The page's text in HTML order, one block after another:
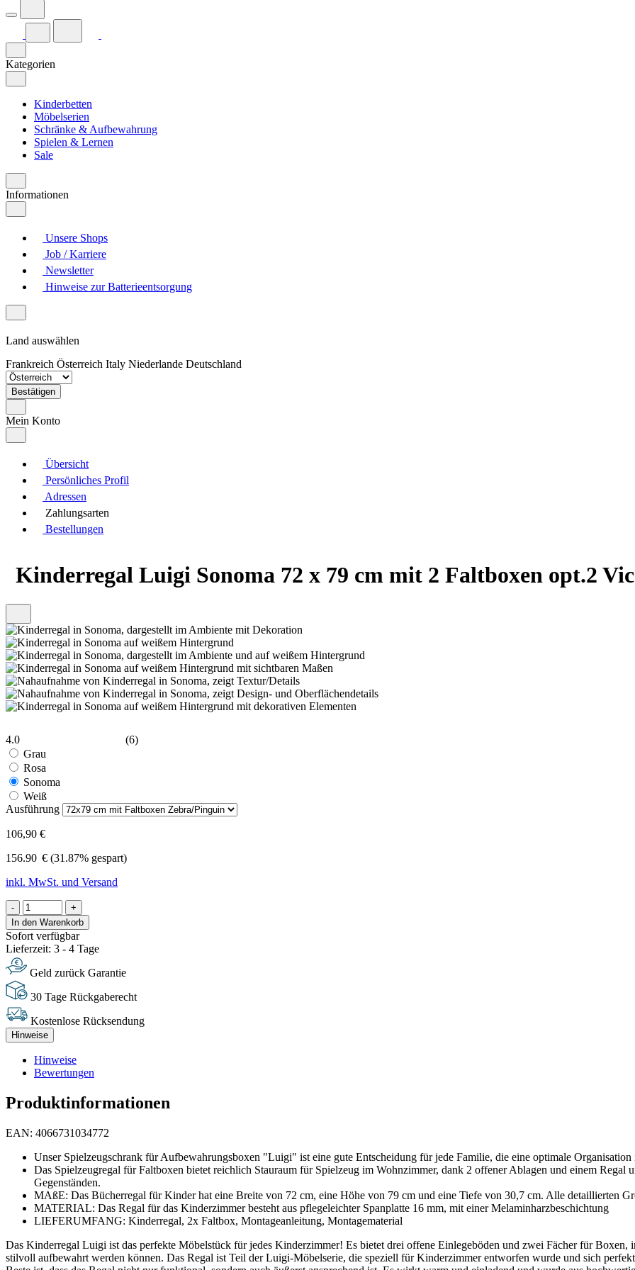
Kategorien
Kinderbetten
Möbelserien
Schränke & Aufbewahrung
Spielen & Lernen
Sale
Informationen
Unsere Shops
Job / Karriere
Newsletter
Hinweise zur Batterieentsorgung
Land auswählen
Frankreich Österreich Italy Niederlande Deutschland
Bestätigen
Mein Konto
Übersicht
Persönliches Profil
Adressen
Zahlungsarten
Bestellungen
Kinderregal Luigi Sonoma 72 x 79 cm mit 2 Faltboxen opt.2
4.0
(6)
Grau
Rosa
Sonoma
Weiß
Ausführung
106,90 €
156.90 € (31.87% gespart)
inkl. MwSt. und Versand
-
+
In den Warenkorb
Sofort verfügbar
Lieferzeit: 3 - 4 Tage
Geld zurück Garantie
30 Tage Rückgaberecht
Kostenlose Rücksendung
Hinweise
Hinweise
Bewertungen
Produktinformationen
EAN: 4066731034772
Unser Spielzeugschrank für Aufbewahrungsboxen "Luigi" ist eine gute Entscheidung für jede Familie, die eine optimale
Das Spielzeugregal für Faltboxen bietet reichlich Stauraum für Spielzeug im Wohnzimmer, dank 2 offener Ablagen und einem Regal
Gegenständen.
MAßE: Das Bücherregal für Kinder hat eine Breite von 72 cm, eine Höhe von 79 cm und eine Tiefe von 30,7 cm. Alle detaillierten
MATERIAL: Das Regal für das Kinderzimmer besteht aus pflegeleichter Spanplatte 16 mm, mit einer Melaminharzbeschichtung
LIEFERUMFANG: Kinderregal, 2x Faltbox, Montageanleitung, Montagematerial
Das Kinderregal Luigi ist das perfekte Möbelstück für jedes Kinderzimmer! Es bietet drei offene Einlegeböden und zwei Fächer für
stilvoll aufbewahrt werden können. Das Regal ist Teil der Luigi-Möbelserie, die speziell für Kinderzimmer entworfen wurde und sich